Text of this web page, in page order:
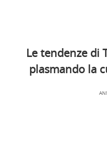
Le tendenze di
plasmando la